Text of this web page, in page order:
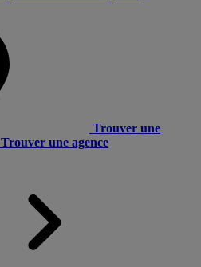
Trouver une
Trouver une agence